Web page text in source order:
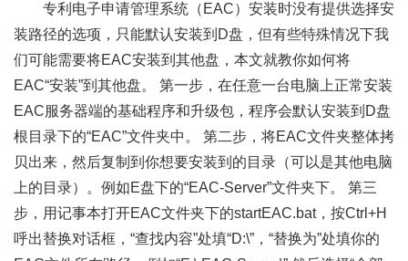
专利电子申请管理系统（EAC）安装时没有提供选择安
装路径的选项，只能默认安装到D盘，但有些特殊情况下我
们可能需要将EAC安装到其他盘，本文就教你如何将
EAC“安装”到其他盘。 第一步，在任意一台电脑上正常安装
EAC服务器端的基础程序和升级包，程序会默认安装到D盘
根目录下的“EAC”文件夹中。 第二步，将EAC文件夹整体拷
贝出来，然后复制到你想要安装到的目录（可以是其他电脑
上的目录）。例如E盘下的“EAC-Server”文件夹下。 第三
步，用记事本打开EAC文件夹下的startEAC.bat，按Ctrl+H
呼出替换对话框，“查找内容”处填“D:\”，“替换为”处填你的